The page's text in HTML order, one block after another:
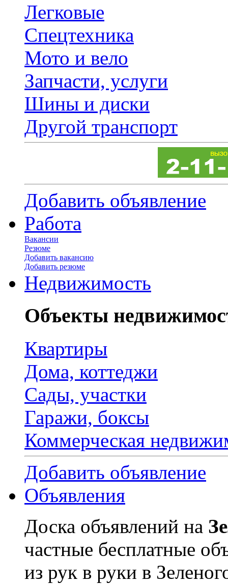
Легковые
Спецтехника
Мото и вело
Запчасти, услуги
Шины и диски
Другой транспорт
Добавить объявление
Работа
Вакансии
Резюме
Добавить вакансию
Добавить резюме
Недвижимость
Объекты
Квартиры
Дома, коттеджи
Сады, участки
Гаражи, боксы
Коммерческая
Добавить объявление
Объявления
Доска объявлений на
частные бесплатные
из рук в руки в